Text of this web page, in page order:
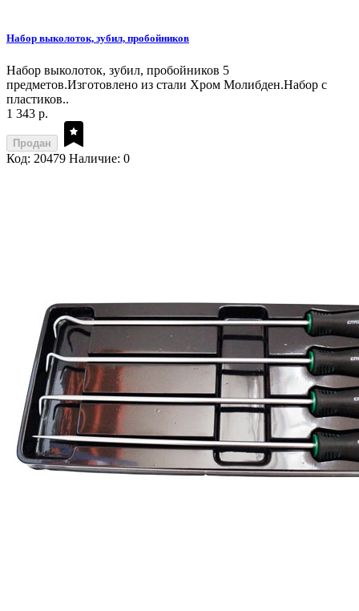
Набор выколоток, зубил, пробойников
Набор выколоток, зубил, пробойников 5
предметов.Изготовлено из стали Хром Молибден.Набор с
пластиков..
1 343 р.
Продан
Код: 20479 Наличие: 0